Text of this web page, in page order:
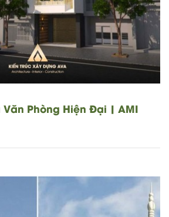
Văn Phòng Hiện Đại | AMI